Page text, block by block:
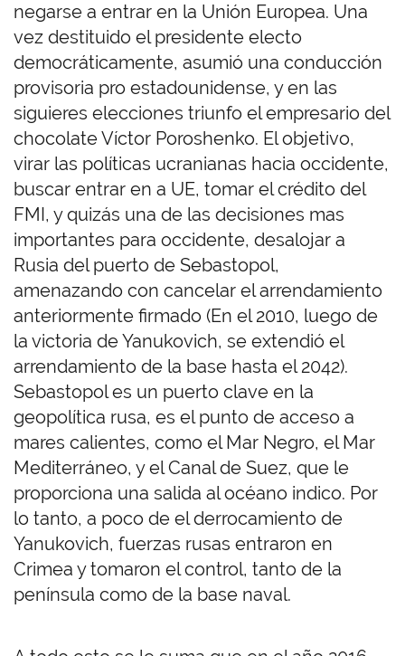
negarse a entrar en la Unión Europea. Una
vez destituido el presidente electo
democráticamente, asumió una conducción
provisoria pro estadounidense, y en las
siguieres elecciones triunfo el empresario del
chocolate Víctor Poroshenko. El objetivo,
virar las políticas ucranianas hacia occidente,
buscar entrar en a UE, tomar el crédito del
FMI, y quizás una de las decisiones mas
importantes para occidente, desalojar a
Rusia del puerto de Sebastopol,
amenazando con cancelar el arrendamiento
anteriormente firmado (En el 2010, luego de
la victoria de Yanukovich, se extendió el
arrendamiento de la base hasta el 2042).
Sebastopol es un puerto clave en la
geopolítica rusa, es el punto de acceso a
mares calientes, como el Mar Negro, el Mar
Mediterráneo, y el Canal de Suez, que le
proporciona una salida al océano indico. Por
lo tanto, a poco de el derrocamiento de
Yanukovich, fuerzas rusas entraron en
Crimea y tomaron el control, tanto de la
península como de la base naval.